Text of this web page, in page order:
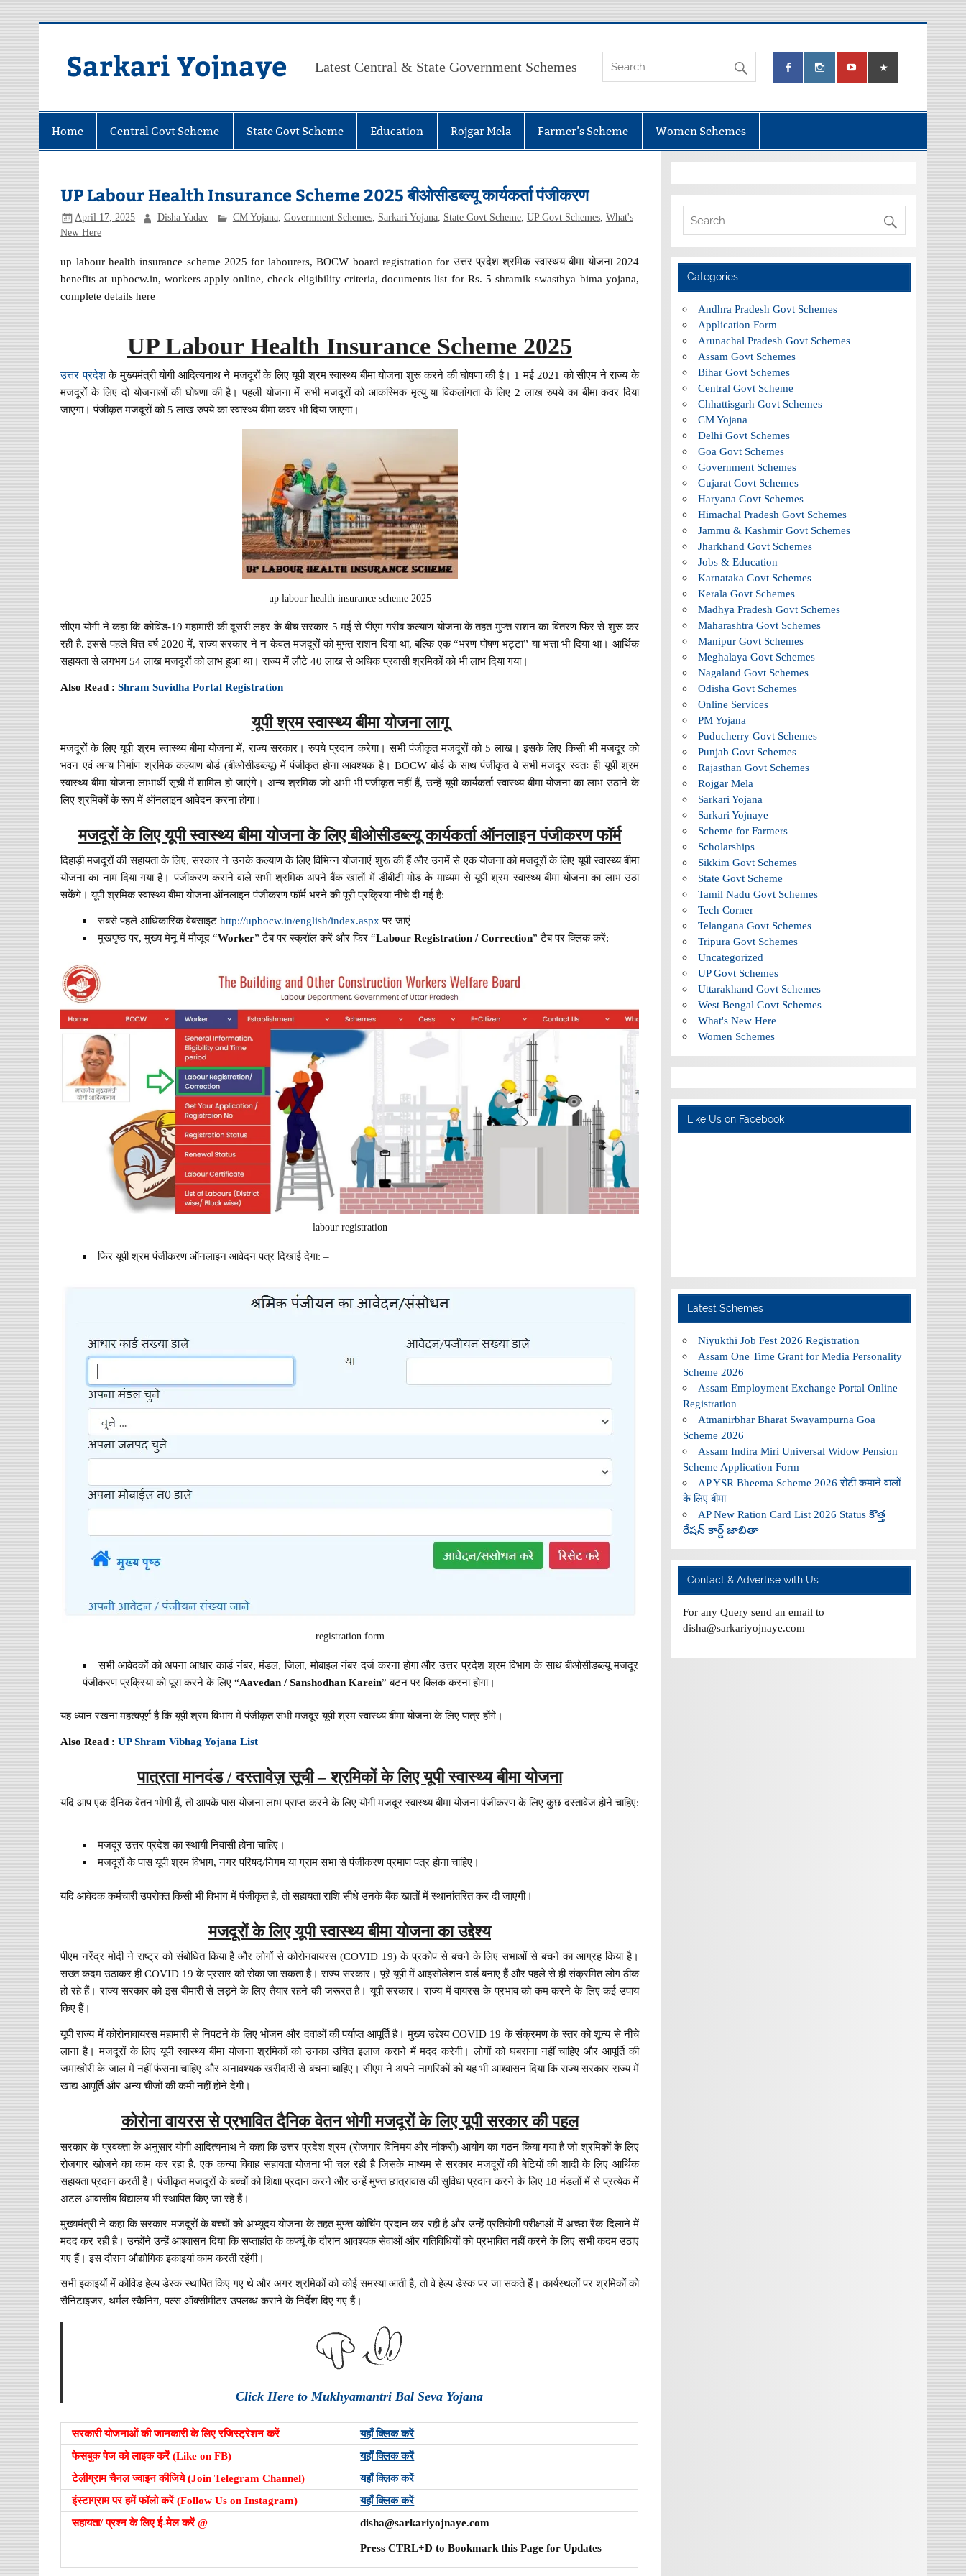
Sarkari Yojnaye Latest Central & State Government Schemes
Home Central Govt Scheme State Govt Scheme Education Rojgar Mela Farmer’s Scheme Women Schemes
UP Labour Health Insurance Scheme 2025 बीओसीडब्ल्यू कार्यकर्ता पंजीकरण
April 17, 2025 Disha Yadav CM Yojana, Government Schemes, Sarkari Yojana, State Govt Scheme, UP Govt Schemes, What's
New Here
up labour health insurance scheme 2025 for labourers, BOCW board registration for उत्तर प्रदेश श्रमिक स्वास्थय बीमा योजना 2024
benefits at upbocw.in, workers apply online, check eligibility criteria, documents list for Rs. 5 shramik swasthya bima yojana,
complete details here
UP Labour Health Insurance Scheme 2025
उत्तर प्रदेशके मुख्यमंत्री योगी आदित्यनाथ ने मजदूरों के लिए यूपी श्रम स्वास्थ्य बीमा योजना शुरू करने की घोषणा की है। 1 मई 2021 को सीएम ने राज्य के
मजदूरों के लिए दो योजनाओं की घोषणा की है। पहली योजना में सभी मजदूरों को आकस्मिक मृत्यु या विकलांगता के लिए 2 लाख रुपये का बीमा कवर दिया
जाएगा। पंजीकृत मजदूरों को 5 लाख रुपये का स्वास्थ्य बीमा कवर भी दिया जाएगा।
up labour health insurance scheme 2025
सीएम योगी ने कहा कि कोविड-19 महामारी की दूसरी लहर के बीच सरकार 5 मई से पीएम गरीब कल्याण योजना के तहत मुफ्त राशन का वितरण फिर से शुरू कर
रही है. इससे पहले वित्त वर्ष 2020 में, राज्य सरकार ने न केवल मजदूरों को मुफ्त राशन दिया था, बल्कि एक “भरण पोषण भट्टा” या भत्ता भी दिया था। आर्थिक
सहायता से लगभग 54 लाख मजदूरों को लाभ हुआ था। राज्य में लौटे 40 लाख से अधिक प्रवासी श्रमिकों को भी लाभ दिया गया।
Also Read :Shram Suvidha Portal Registration
यूपी श्रम स्वास्थ्य बीमा योजना लागू
मजदूरों के लिए यूपी श्रम स्वास्थ्य बीमा योजना में, राज्य सरकार। रुपये प्रदान करेगा। सभी पंजीकृत मजदूरों को 5 लाख। इसके लिए किसी भी मजदूर को
भवन एवं अन्य निर्माण श्रमिक कल्याण बोर्ड (बीओसीडब्ल्यू) में पंजीकृत होना आवश्यक है। BOCW बोर्ड के साथ पंजीकृत वे सभी मजदूर स्वतः ही यूपी श्रम
स्वास्थ्य बीमा योजना लाभार्थी सूची में शामिल हो जाएंगे। अन्य श्रमिक जो अभी भी पंजीकृत नहीं हैं, उन्हें यूपी कार्यकर्ता स्वास्थ्य बीमा योजना का लाभ उठाने के
लिए श्रमिकों के रूप में ऑनलाइन आवेदन करना होगा।
मजदूरों के लिए यूपी स्वास्थ्य बीमा योजना के लिए बीओसीडब्ल्यू कार्यकर्ता ऑनलाइन पंजीकरण फॉर्म
दिहाड़ी मजदूरों की सहायता के लिए, सरकार ने उनके कल्याण के लिए विभिन्न योजनाएं शुरू की हैं और उनमें से एक योजना को मजदूरों के लिए यूपी स्वास्थ्य बीमा
योजना का नाम दिया गया है। पंजीकरण कराने वाले सभी श्रमिक अपने बैंक खातों में डीबीटी मोड के माध्यम से यूपी श्रम स्वास्थ्य बीमा योजना का लाभ उठा
सकेंगे। यूपी श्रमिक स्वास्थ्य बीमा योजना ऑनलाइन पंजीकरण फॉर्म भरने की पूरी प्रक्रिया नीचे दी गई है: –
सबसे पहले आधिकारिक वेबसाइट http://upbocw.in/english/index.aspx पर जाएं
मुखपृष्ठ पर, मुख्य मेनू में मौजूद “Worker” टैब पर स्क्रॉल करें और फिर “Labour Registration / Correction” टैब पर क्लिक करें: –
labour registration
फिर यूपी श्रम पंजीकरण ऑनलाइन आवेदन पत्र दिखाई देगा: –
registration form
सभी आवेदकों को अपना आधार कार्ड नंबर, मंडल, जिला, मोबाइल नंबर दर्ज करना होगा और उत्तर प्रदेश श्रम विभाग के साथ बीओसीडब्ल्यू मजदूर
पंजीकरण प्रक्रिया को पूरा करने के लिए “Aavedan / Sanshodhan Karein” बटन पर क्लिक करना होगा।
यह ध्यान रखना महत्वपूर्ण है कि यूपी श्रम विभाग में पंजीकृत सभी मजदूर यूपी श्रम स्वास्थ्य बीमा योजना के लिए पात्र होंगे।
Also Read :UP Shram Vibhag Yojana List
पात्रता मानदंड / दस्तावेज़ सूची – श्रमिकों के लिए यूपी स्वास्थ्य बीमा योजना
यदि आप एक दैनिक वेतन भोगी हैं, तो आपके पास योजना लाभ प्राप्त करने के लिए योगी मजदूर स्वास्थ्य बीमा योजना पंजीकरण के लिए कुछ दस्तावेज होने चाहिए:
–
मजदूर उत्तर प्रदेश का स्थायी निवासी होना चाहिए।
मजदूरों के पास यूपी श्रम विभाग, नगर परिषद/निगम या ग्राम सभा से पंजीकरण प्रमाण पत्र होना चाहिए।
यदि आवेदक कर्मचारी उपरोक्त किसी भी विभाग में पंजीकृत है, तो सहायता राशि सीधे उनके बैंक खातों में स्थानांतरित कर दी जाएगी।
मजदूरों के लिए यूपी स्वास्थ्य बीमा योजना का उद्देश्य
पीएम नरेंद्र मोदी ने राष्ट्र को संबोधित किया है और लोगों से कोरोनवायरस (COVID 19) के प्रकोप से बचने के लिए सभाओं से बचने का आग्रह किया है।
सख्त कदम उठाकर ही COVID 19 के प्रसार को रोका जा सकता है। राज्य सरकार। पूरे यूपी में आइसोलेशन वार्ड बनाए हैं और पहले से ही संक्रमित लोग ठीक
हो रहे हैं। राज्य सरकार को इस बीमारी से लड़ने के लिए तैयार रहने की जरूरत है। यूपी सरकार। राज्य में वायरस के प्रभाव को कम करने के लिए कई उपाय
किए हैं।
यूपी राज्य में कोरोनावायरस महामारी से निपटने के लिए भोजन और दवाओं की पर्याप्त आपूर्ति है। मुख्य उद्देश्य COVID 19 के संक्रमण के स्तर को शून्य से नीचे
लाना है। मजदूरों के लिए यूपी स्वास्थ्य बीमा योजना श्रमिकों को उनका उचित इलाज कराने में मदद करेगी। लोगों को घबराना नहीं चाहिए और आपूर्ति की
जमाखोरी के जाल में नहीं फंसना चाहिए और अनावश्यक खरीदारी से बचना चाहिए। सीएम ने अपने नागरिकों को यह भी आश्वासन दिया कि राज्य सरकार राज्य में
खाद्य आपूर्ति और अन्य चीजों की कमी नहीं होने देगी।
कोरोना वायरस से प्रभावित दैनिक वेतन भोगी मजदूरों के लिए यूपी सरकार की पहल
सरकार के प्रवक्ता के अनुसार योगी आदित्यनाथ ने कहा कि उत्तर प्रदेश श्रम (रोजगार विनिमय और नौकरी) आयोग का गठन किया गया है जो श्रमिकों के लिए
रोजगार खोजने का काम कर रहा है. एक कन्या विवाह सहायता योजना भी चल रही है जिसके माध्यम से सरकार मजदूरों की बेटियों की शादी के लिए आर्थिक
सहायता प्रदान करती है। पंजीकृत मजदूरों के बच्चों को शिक्षा प्रदान करने और उन्हें मुफ्त छात्रावास की सुविधा प्रदान करने के लिए 18 मंडलों में से प्रत्येक में
अटल आवासीय विद्यालय भी स्थापित किए जा रहे हैं।
मुख्यमंत्री ने कहा कि सरकार मजदूरों के बच्चों को अभ्युदय योजना के तहत मुफ्त कोचिंग प्रदान कर रही है और उन्हें प्रतियोगी परीक्षाओं में अच्छा रैंक दिलाने में
मदद कर रही है। उन्होंने उन्हें आश्वासन दिया कि सप्ताहांत के कर्फ्यू के दौरान आवश्यक सेवाओं और गतिविधियों को प्रभावित नहीं करने के लिए सभी कदम उठाए
गए हैं। इस दौरान औद्योगिक इकाइयां काम करती रहेंगी।
सभी इकाइयों में कोविड हेल्प डेस्क स्थापित किए गए थे और अगर श्रमिकों को कोई समस्या आती है, तो वे हेल्प डेस्क पर जा सकते हैं। कार्यस्थलों पर श्रमिकों को
सैनिटाइजर, थर्मल स्कैनिंग, पल्स ऑक्सीमीटर उपलब्ध कराने के निर्देश दिए गए हैं।
Click Here to Mukhyamantri Bal Seva Yojana
सरकारी योजनाओं की जानकारी के लिए रजिस्ट्रेशन करें
यहाँ क्लिक करें
फेसबुक पेज को लाइक करें (Like on FB)
यहाँ क्लिक करें
टेलीग्राम चैनल ज्वाइन कीजिये (Join Telegram Channel)
यहाँ क्लिक करें
इंस्टाग्राम पर हमें फॉलो करें (Follow Us on Instagram)
यहाँ क्लिक करें
सहायता/ प्रश्न के लिए ई-मेल करें @
disha@sarkariyojnaye.com
Press CTRL+D to Bookmark this Page for Updates
Categories
Andhra Pradesh Govt Schemes
Application Form
Arunachal Pradesh Govt Schemes
Assam Govt Schemes
Bihar Govt Schemes
Central Govt Scheme
Chhattisgarh Govt Schemes
CM Yojana
Delhi Govt Schemes
Goa Govt Schemes
Government Schemes
Gujarat Govt Schemes
Haryana Govt Schemes
Himachal Pradesh Govt Schemes
Jammu & Kashmir Govt Schemes
Jharkhand Govt Schemes
Jobs & Education
Karnataka Govt Schemes
Kerala Govt Schemes
Madhya Pradesh Govt Schemes
Maharashtra Govt Schemes
Manipur Govt Schemes
Meghalaya Govt Schemes
Nagaland Govt Schemes
Odisha Govt Schemes
Online Services
PM Yojana
Puducherry Govt Schemes
Punjab Govt Schemes
Rajasthan Govt Schemes
Rojgar Mela
Sarkari Yojana
Sarkari Yojnaye
Scheme for Farmers
Scholarships
Sikkim Govt Schemes
State Govt Scheme
Tamil Nadu Govt Schemes
Tech Corner
Telangana Govt Schemes
Tripura Govt Schemes
Uncategorized
UP Govt Schemes
Uttarakhand Govt Schemes
West Bengal Govt Schemes
What's New Here
Women Schemes
Like Us on Facebook
Latest Schemes
Niyukthi Job Fest 2026 Registration
Assam One Time Grant for Media Personality
Scheme 2026
Assam Employment Exchange Portal Online
Registration
Atmanirbhar Bharat Swayampurna Goa
Scheme 2026
Assam Indira Miri Universal Widow Pension
Scheme Application Form
AP YSR Bheema Scheme 2026 रोटी कमाने वालों
के लिए बीमा
AP New Ration Card List 2026 Status కొత్త
రేషన్ కార్డ్ జాబితా
Contact & Advertise with Us
For any Query send an email to
disha@sarkariyojnaye.com